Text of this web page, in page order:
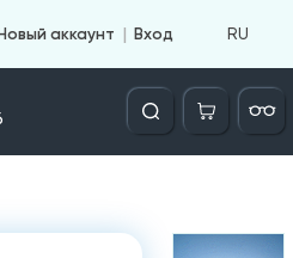
аккаунт Вход RU
Căutare